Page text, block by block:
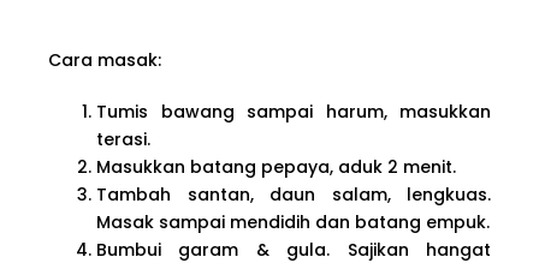
Cara masak:
Tumis bawang sampai harum, masukkan
terasi.
Masukkan batang pepaya, aduk 2 menit.
Tambah santan, daun salam, lengkuas.
Masak sampai mendidih dan batang empuk.
Bumbui garam & gula. Sajikan hangat